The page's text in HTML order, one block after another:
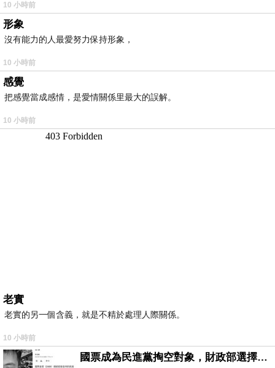
10 小時前
形象
沒有能力的人最愛努力保持形象，
10 小時前
感覺
把感覺當成感情，是愛情關係里最大的誤解。
10 小時前
老實
老實的另一個含義，就是不精於處理人際關係。
10 小時前
國票成為民進黨掏空對象，財政部選擇性失憶